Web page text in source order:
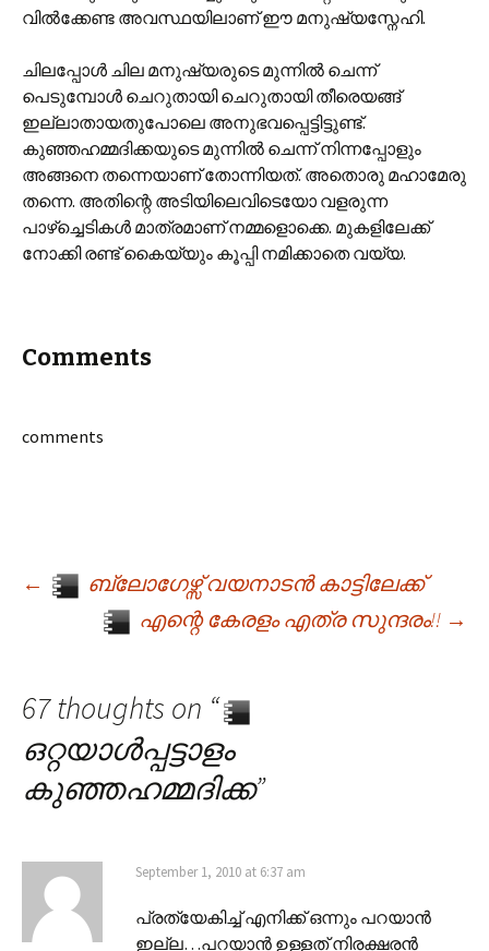
വില്‍ക്കേണ്ട അവസ്ഥയിലാണ് ഈ മനുഷ്യസ്നേഹി.
ചിലപ്പോള്‍ ചില മനുഷ്യരുടെ മുന്നില്‍ ചെന്ന്
പെടുമ്പോള്‍ ചെറുതായി ചെറുതായി തീരെയങ്ങ്
ഇല്ലാതായതുപോലെ അനുഭവപ്പെട്ടിട്ടുണ്ട്.
കുഞ്ഞഹമ്മദിക്കയുടെ മുന്നില്‍ ചെന്ന് നിന്നപ്പോളും
അങ്ങനെ തന്നെയാണ് തോന്നിയത്. അതൊരു മഹാമേരു
തന്നെ. അതിന്റെ അടിയിലെവിടെയോ വളരുന്ന
പാഴ്ച്ചെടികള്‍ മാത്രമാണ് നമ്മളൊക്കെ. മുകളിലേക്ക്
നോക്കി രണ്ട് കൈയ്യും കൂപ്പി നമിക്കാതെ വയ്യ.
Comments
comments
Post navigation
←
ബ്ലോഗേഴ്സ് വയനാടൻ കാട്ടിലേക്ക്
എന്റെ കേരളം എത്ര സുന്ദരം!! →
67 thoughts on “
ഒറ്റയാള്‍പ്പട്ടാളം
കുഞ്ഞഹമ്മദിക്ക”
September 1, 2010 at 6:37 am
പ്രത്യേകിച്ച് എനിക്ക് ഒന്നും പറയാന്‍
ഇല്ല…പറയാന്‍ ഉള്ളത് നിരക്ഷരന്‍